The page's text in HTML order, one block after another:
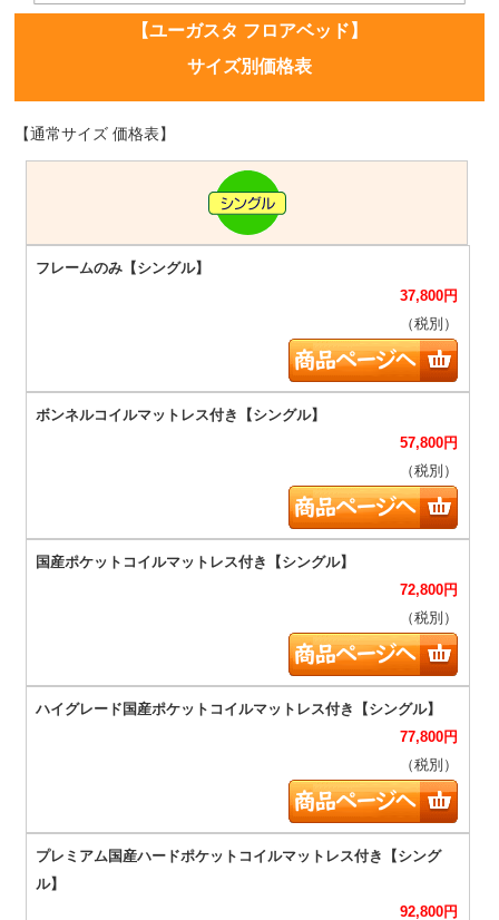
【ユーガスタ フロアベッド】
サイズ別価格表
【通常サイズ 価格表】
37,800円
（税別）
57,800円
（税別）
72,800円
（税別）
77,800円
（税別）
92,800円